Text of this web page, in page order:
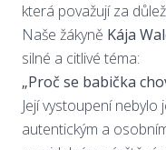
která považují za
Naše žákyně Kája
silné a citlivé téma:
„Proč se babička
Její vystoupení nebylo
autentickým a